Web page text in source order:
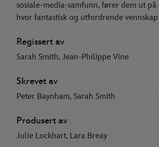
sosiale-media-samfunn, fører dem ut
hvor fantastisk og utfordrende
Regissert av
Sarah Smith, Jean-Philippe Vine
Skrevet av
Peter Baynham, Sarah Smith
Produsert av
Julie Lockhart, Lara Breay